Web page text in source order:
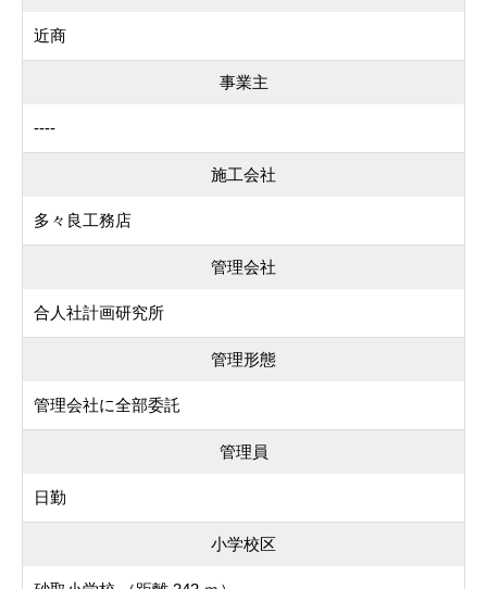
近商
事業主
----
施工会社
多々良工務店
管理会社
合人社計画研究所
管理形態
管理会社に全部委託
管理員
日勤
小学校区